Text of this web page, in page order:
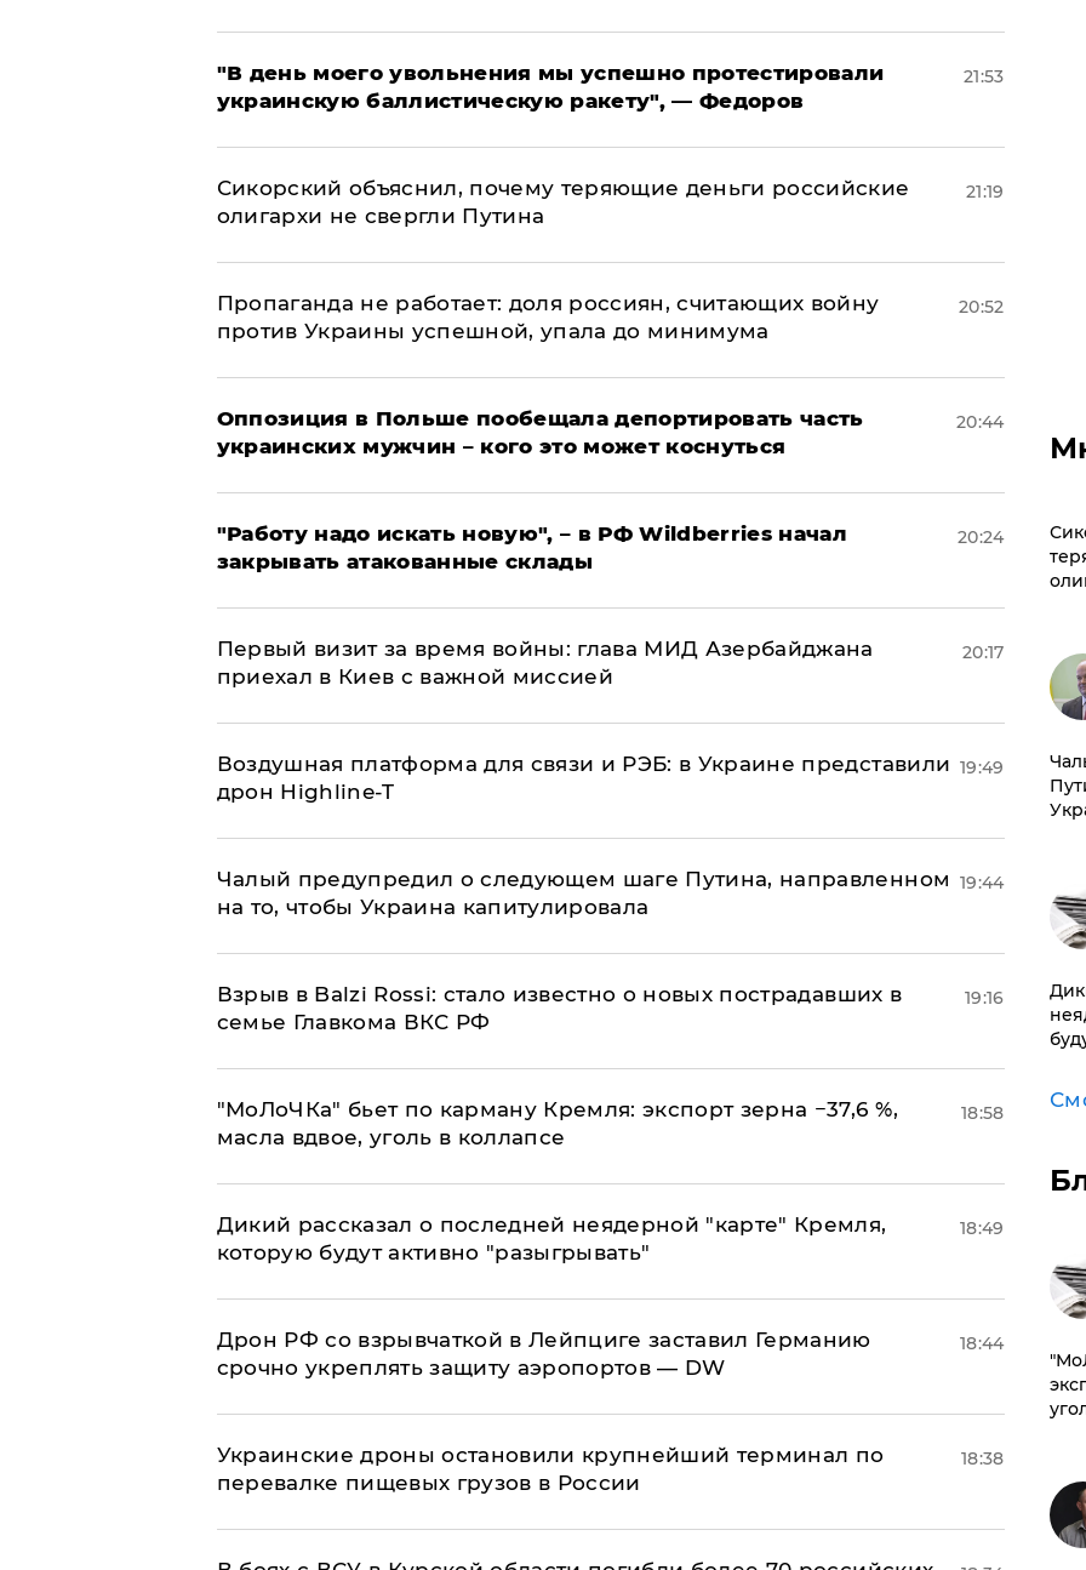
​"В день моего увольнения мы успешно протестировали
украинскую баллистическую ракету", — Федоров
21:53
Сикорский объяснил, почему теряющие деньги российские
олигархи не свергли Путина
21:19
​Пропаганда не работает: доля россиян, считающих войну
против Украины успешной, упала до минимума
20:52
Оппозиция в Польше пообещала депортировать часть
украинских мужчин – кого это может коснуться
20:44
"Работу надо искать новую", – в РФ Wildberries начал
закрывать атакованные склады
20:24
Первый визит за время войны: глава МИД Азербайджана
приехал в Киев с важной миссией
20:17
Воздушная платформа для связи и РЭБ: в Украине представили
дрон Highline-T
19:49
Чалый предупредил о следующем шаге Путина, направленном
на то, чтобы Украина капитулировала
19:44
Взрыв в Balzi Rossi: стало известно о новых пострадавших в
семье Главкома ВКС РФ
19:16
​"МоЛоЧКа" бьет по карману Кремля: экспорт зерна −37,6 %,
масла вдвое, уголь в коллапсе
18:58
Дикий рассказал о последней неядерной "карте" Кремля,
которую будут активно "разыгрывать"
18:49
​Дрон РФ со взрывчаткой в Лейпциге заставил Германию
срочно укреплять защиту аэропортов — DW
18:44
Украинские дроны остановили крупнейший терминал по
перевалке пищевых грузов в России
18:38